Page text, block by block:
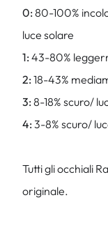
0: 80-100%
luce solare
1: 43-80%
2: 18-43%
3: 8-18% scuro/
4: 3-8% scuro/
Tutti gli occhiali
originale.